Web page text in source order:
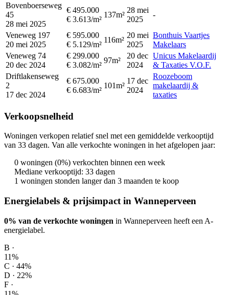
Bovenboerseweg
45
28 mei 2025
€ 495.000
€ 3.613/m²
137m²
28 mei
2025
-
Veneweg 197
20 mei 2025
€ 595.000
€ 5.129/m²
116m²
20 mei
2025
Bonthuis Vaartjes
Makelaars
Veneweg 74
20 dec 2024
€ 299.000
€ 3.082/m²
97m²
20 dec
2024
Unicus Makelaardij
& Taxaties V.O.F.
Driftlakenseweg
2
17 dec 2024
€ 675.000
€ 6.683/m²
101m²
17 dec
2024
Roozeboom
makelaardij &
taxaties
Verkoopsnelheid
Woningen verkopen relatief snel met een gemiddelde verkooptijd
van 33 dagen. Van alle verkochte woningen in het afgelopen jaar:
0 woningen (0%) verkochten binnen een week
Mediane verkooptijd: 33 dagen
1 woningen stonden langer dan 3 maanden te koop
Energielabels & prijsimpact in Wanneperveen
0% van de verkochte woningen in Wanneperveen heeft een A-
energielabel.
B ·
11%
C · 44%
D · 22%
F ·